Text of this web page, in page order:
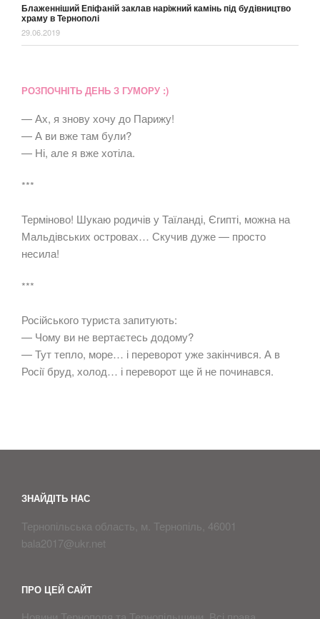
Блаженніший Епіфаній заклав наріжний камінь під будівництво
храму в Тернополі
29.06.2019
РОЗПОЧНІТЬ ДЕНЬ З ГУМОРУ :)
— Ах, я знову хочу до Парижу!
— А ви вже там були?
— Ні, але я вже хотіла.
***
Терміново! Шукаю родичів у Таїланді, Єгипті, можна на
Мальдівських островах… Скучив дуже — просто
несила!
***
Російського туриста запитують:
— Чому ви не вертаєтесь додому?
— Тут тепло, море… і переворот уже закінчився. А в
Росії бруд, холод… і переворот ще й не починався.
ЗНАЙДІТЬ НАС
Тернопільська область, м. Тернопіль, 46001
bala2017@ukr.net
ПРО ЦЕЙ САЙТ